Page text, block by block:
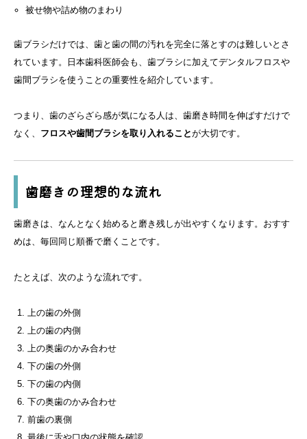
被せ物や詰め物のまわり
歯ブラシだけでは、歯と歯の間の汚れを完全に落とすのは難しいとさ
れています。日本歯科医師会も、歯ブラシに加えてデンタルフロスや
歯間ブラシを使うことの重要性を紹介しています。
つまり、歯のざらざら感が気になる人は、歯磨き時間を伸ばすだけで
なく、 フロスや歯間ブラシを取り入れることが大切です。
歯磨きの理想的な流れ
歯磨きは、なんとなく始めると磨き残しが出やすくなります。おすす
めは、毎回同じ順番で磨くことです。
たとえば、次のような流れです。
上の歯の外側
上の歯の内側
上の奥歯のかみ合わせ
下の歯の外側
下の歯の内側
下の奥歯のかみ合わせ
前歯の裏側